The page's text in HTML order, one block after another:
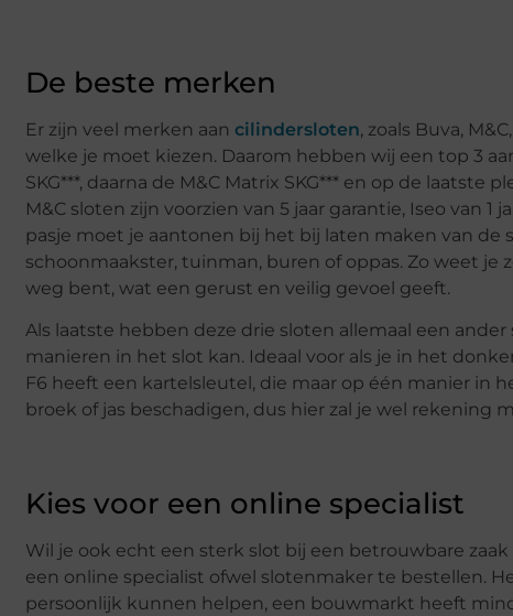
De beste merken
Er zijn veel merken aan cilindersloten, zoals Buva,
welke je moet kiezen. Daarom hebben wij een top 3
SKG***, daarna de M&C Matrix SKG*** en op de laatste
M&C sloten zijn voorzien van 5 jaar garantie, Iseo van
pasje moet je aantonen bij het bij laten maken van de
schoonmaakster, tuinman, buren of oppas. Zo weet
weg bent, wat een gerust en veilig gevoel geeft.
Als laatste hebben deze drie sloten allemaal een
manieren in het slot kan. Ideaal voor als je in het
F6 heeft een kartelsleutel, die maar op één manier in
broek of jas beschadigen, dus hier zal je wel rekening
Kies voor een online specialist
Wil je ook echt een sterk slot bij een betrouwbare
een online specialist ofwel slotenmaker te bestellen.
persoonlijk kunnen helpen, een bouwmarkt heeft